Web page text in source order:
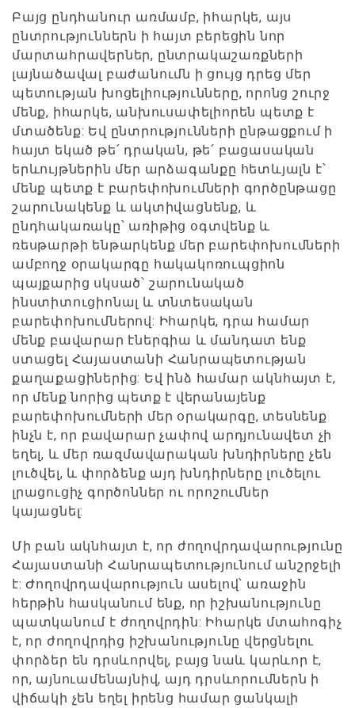
Բայց ընդհանուր առմամբ, իհարկե, այս
ընտրություններն ի հայտ բերեցին նոր
մարտահրավերներ, ընտրակաշառքների
լայնածավալ բաժանումն ի ցույց դրեց մեր
պետության խոցելիությունները, որոնց շուրջ
մենք, իհարկե, անխուսափելիորեն պետք է
մտածենք: Եվ ընտրությունների ընթացքում ի
հայտ եկած թե՛ դրական, թե՛ բացասական
երևույթներին մեր արձագանքը հետևյալն է՝
մենք պետք է բարեփոխումների գործընթացը
շարունակենք և ակտիվացնենք, և
ընդհակառակը՝ առիթից օգտվենք և
ռեսթարթի ենթարկենք մեր բարեփոխումների
ամբողջ օրակարգը հակակոռուպցիոն
պայքարից սկսած՝ շարունակած
ինստիտուցիոնալ և տնտեսական
բարեփոխումներով: Իհարկե, դրա համար
մենք բավարար էներգիա և մանդատ ենք
ստացել Հայաստանի Հանրապետության
քաղաքացիներից: Եվ ինձ համար ակնհայտ է,
որ մենք նորից պետք է վերանայենք
բարեփոխումների մեր օրակարգը, տեսնենք
ինչն է, որ բավարար չափով արդյունավետ չի
եղել, և մեր ռազմավարական խնդիրները չեն
լուծվել, և փորձենք այդ խնդիրները լուծելու
լրացուցիչ գործոններ ու որոշումներ
կայացնել:
Մի բան ակնհայտ է, որ ժողովրդավարությունը
Հայաստանի Հանրապետությունում անշրջելի
է: Ժողովրդավարություն ասելով՝ առաջին
հերթին հասկանում ենք, որ իշխանությունը
պատկանում է ժողովրդին: Իհարկե մտահոգիչ
է, որ ժողովրդից իշխանությունը վերցնելու
փորձեր են դրսևորվել, բայց նաև կարևոր է,
որ, այնուամենայնիվ, այդ դրսևորումներն ի
վիճակի չեն եղել իրենց համար ցանկալի